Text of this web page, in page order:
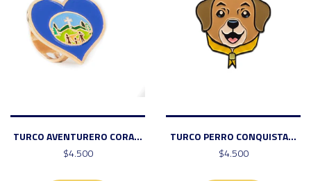
TURCO AVENTURERO CORA...
$4.500
TURCO PERRO CONQUISTA...
$4.500